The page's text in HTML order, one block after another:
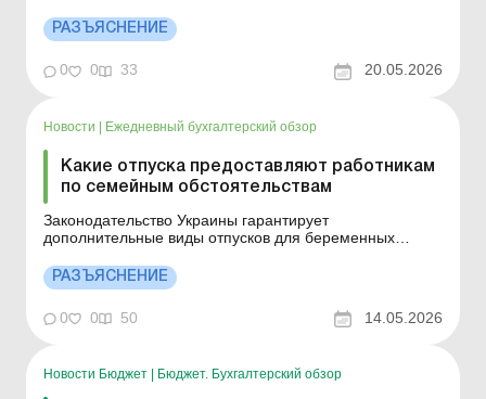
работницы за границей: действия работодателя Отпуск
в связи с беременностью и родами: оформление и
перенос В соответствии с ч. 1 ст. 9 Закона от
15.11.1996 № 504...
РАЗЪЯСНЕНИЕ
0 0 33 20.05.2026
Новости | Ежедневный бухгалтерский обзор
Какие отпуска предоставляют работникам
по семейным обстоятельствам
Законодательство Украины гарантирует
дополнительные виды отпусков для беременных
какой продолжительности и для кого могут быть
отпуска. Больше по теме: Как определить рабочий год
для ежегодного отпуска, если были декретные
отпуска? Отпуск по уходу з...
РАЗЪЯСНЕНИЕ
0 0 50 14.05.2026
Новости Бюджет Бюджет. Бухгалтерский обзор